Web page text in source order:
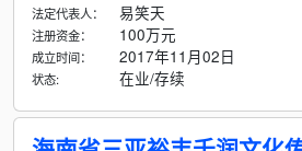
法定代表人： 易笑天
注册资金： 100万元
成立时间： 2017年11月02日
状态: 在业/存续